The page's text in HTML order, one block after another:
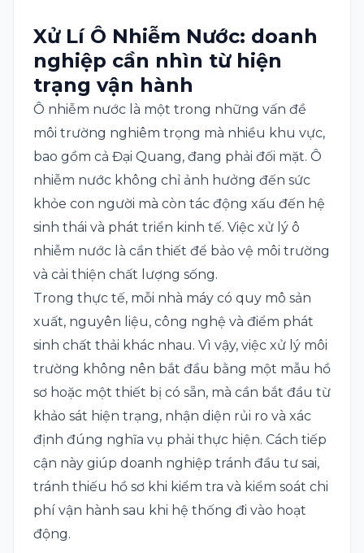
Xử Lí Ô Nhiễm Nước: doanh
nghiệp cần nhìn từ hiện
trạng vận hành
Ô nhiễm nước là một trong những vấn đề
môi trường nghiêm trọng mà nhiều khu vực,
bao gồm cả Đại Quang, đang phải đối mặt. Ô
nhiễm nước không chỉ ảnh hưởng đến sức
khỏe con người mà còn tác động xấu đến hệ
sinh thái và phát triển kinh tế. Việc xử lý ô
nhiễm nước là cần thiết để bảo vệ môi trường
và cải thiện chất lượng sống.
Trong thực tế, mỗi nhà máy có quy mô sản
xuất, nguyên liệu, công nghệ và điểm phát
sinh chất thải khác nhau. Vì vậy, việc xử lý môi
trường không nên bắt đầu bằng một mẫu hồ
sơ hoặc một thiết bị có sẵn, mà cần bắt đầu từ
khảo sát hiện trạng, nhận diện rủi ro và xác
định đúng nghĩa vụ phải thực hiện. Cách tiếp
cận này giúp doanh nghiệp tránh đầu tư sai,
tránh thiếu hồ sơ khi kiểm tra và kiểm soát chi
phí vận hành sau khi hệ thống đi vào hoạt
động.